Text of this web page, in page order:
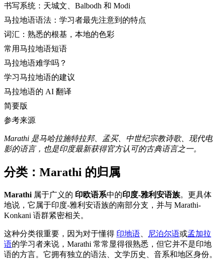
书写系统：天城文、Balbodh 和 Modi
马拉地语语法：学习者最先注意到的特点
词汇：熟悉的根基，本地的色彩
常用马拉地语短语
马拉地语难学吗？
学习马拉地语的建议
马拉地语的 AI 翻译
简要版
参考来源
Marathi 是马哈拉施特拉邦、孟买、中世纪宗教诗歌、现代电
影的语言，也是印度最新获得官方认可的古典语言之一。
分类：Marathi 的归属
Marathi 属于广义的 印欧语系中的印度-雅利安语族。更具体
地说，它属于印度-雅利安语族的南部分支，并与 Marathi-
Konkani 语群紧密相关。
这种分类很重要，因为对于懂得 印地语 尼泊尔语或孟加拉
语的学习者来说，Marathi 常常显得很熟悉，但它并不是印地
语的方言。它拥有独立的语法、文学历史、音系和地区身份。